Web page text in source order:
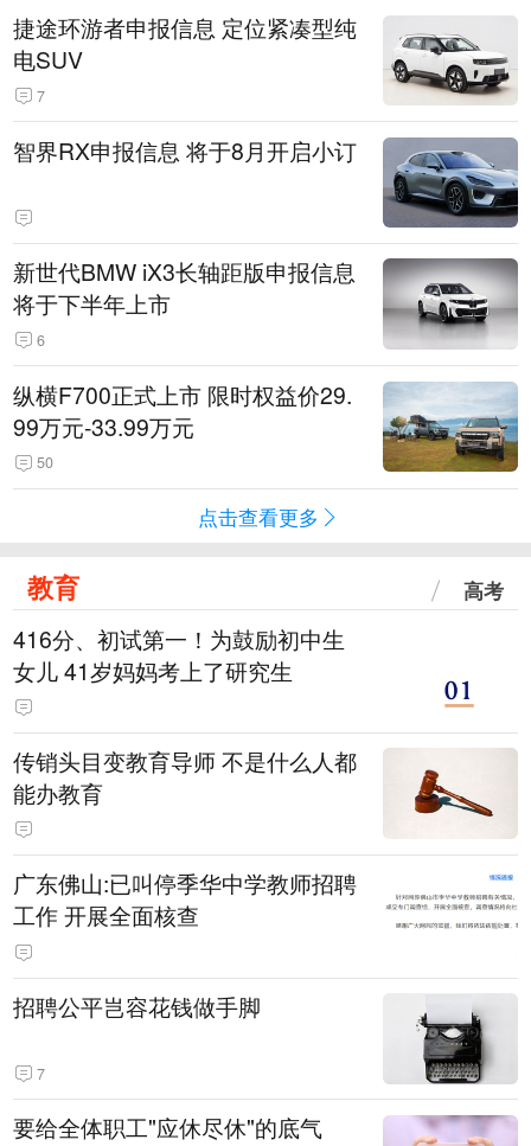
捷途环游者申报信息 定位紧凑型纯
电SUV
7
智界RX申报信息 将于8月开启小订
新世代BMW iX3长轴距版申报信息
将于下半年上市
6
纵横F700正式上市 限时权益价29.
99万元-33.99万元
50
点击查看更多
教育 高考
416分、初试第一！为鼓励初中生
女儿 41岁妈妈考上了研究生
传销头目变教育导师 不是什么人都
能办教育
广东佛山:已叫停季华中学教师招聘
工作 开展全面核查
招聘公平岂容花钱做手脚
7
要给全体职工"应休尽休"的底气